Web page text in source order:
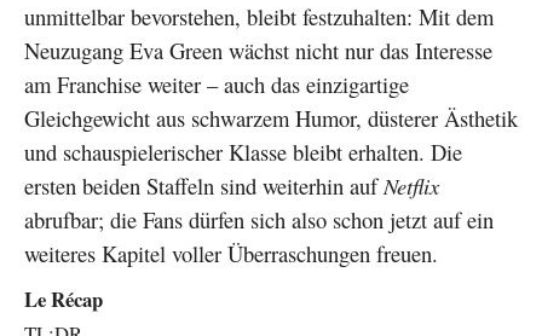
unmittelbar bevorstehen, bleibt festzuhalten: Mit dem
Neuzugang Eva Green wächst nicht nur das Interesse
am Franchise weiter – auch das einzigartige
Gleichgewicht aus schwarzem Humor, düsterer Ästhetik
und schauspielerischer Klasse bleibt erhalten. Die
ersten beiden Staffeln sind weiterhin aufNetflix
abrufbar; die Fans dürfen sich also schon jetzt auf ein
weiteres Kapitel voller Überraschungen freuen.
Le Récap